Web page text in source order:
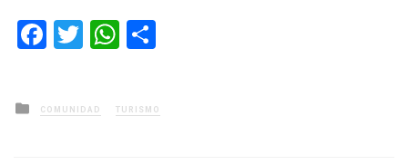
Facebook
TwitterWhatsApp
Posted
in
COMUNIDAD TURISMO